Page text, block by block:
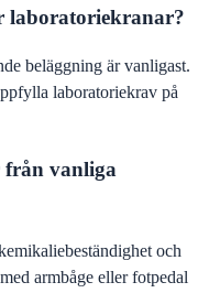
laboratoriekranar?
beläggning är vanligast.
laboratoriekrav på
vanliga
och
armbåge eller fotpedal